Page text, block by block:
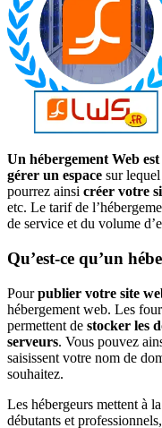
Un hébergement Web
gérer un espace sur
pourrez ainsi créer votre
etc. Le tarif de
de service et du volume
Qu’est-ce qu’un
Pourpublier votre site
hébergement web. Les
permettent de stocker les
serveurs. Vous pouvez
saisissent votre nom de
souhaitez.
Les hébergeurs mettent à
débutants et